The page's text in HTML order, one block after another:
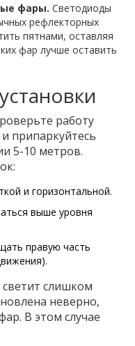
фары. Светодиоды
рефлекторных
пятнами, оставляя
фар лучше оставить
работу
припаркуйтесь
5-10 метров.
и горизонтальной.
выше уровня
правую часть
светит слишком
неверно,
В этом случае